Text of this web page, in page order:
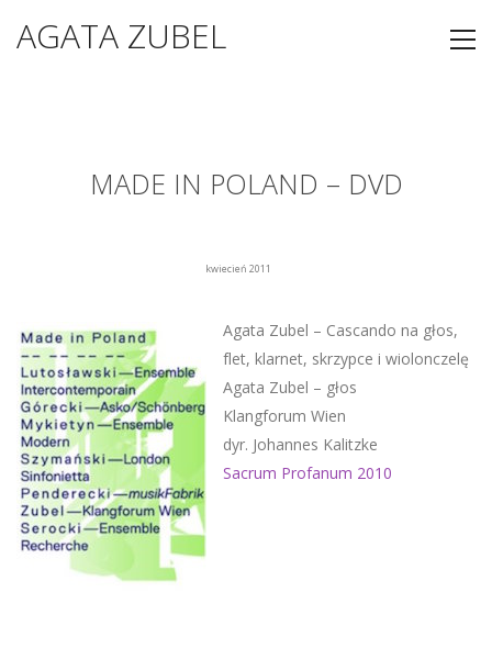
AGATA ZUBEL
MADE IN POLAND – DVD
kwiecień 2011
Agata Zubel – Cascando na głos,
flet, klarnet, skrzypce i wiolonczelę
Agata Zubel – głos
Klangforum Wien
dyr. Johannes Kalitzke
Sacrum Profanum 2010